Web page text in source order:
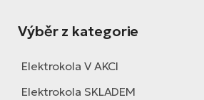
Výběr z kategorie
Elektrokola V AKCI
Elektrokola SKLADEM